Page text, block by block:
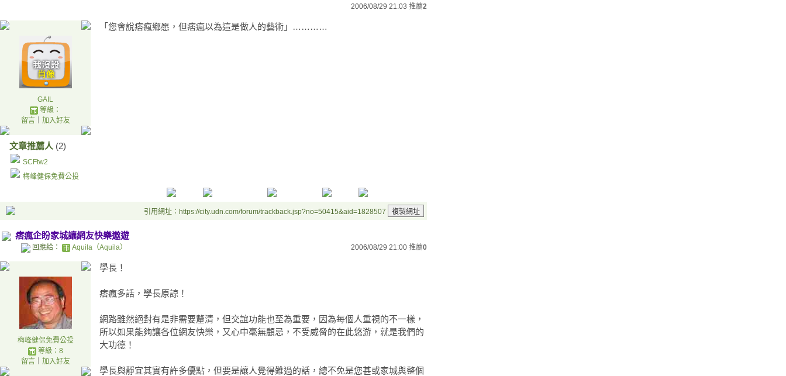
2006/08/29 21:03 推薦2
GAIL
等級：
留言｜ 加入好友
文章推薦人 (2)
SCFtw2
梅峰健保免費公投
「您會說痞瘋鄉愿，但痞瘋以為這是做人的藝術」…………
引用網址：https://city.udn.com/forum/trackback.jsp?no=50415&aid=1828507
痞瘋企盼家城讓網友快樂遨遊
回應給： Aquila（Aquila） 2006/08/29 21:00 推薦0
梅峰健保免費公投
等級：8
留言｜ 加入好友
學長！
痞瘋多話，學長原諒！
網路雖然絕對有是非需要釐清，但交誼功能也至為重要，因為每個人重視的不一樣，
所以如果能夠讓各位網友快樂，又心中毫無顧忌，不受威脅的在此悠游，就是我們的
大功德！
學長與靜宜其實有許多優點，但要是讓人覺得難過的話，總不免是您甚或家城與整個